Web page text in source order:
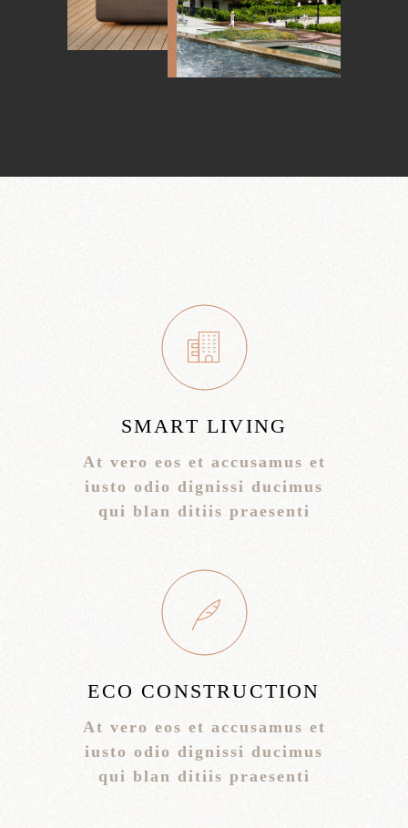
SMART LIVING
At vero eos et accusamus et
iusto odio dignissi ducimus
qui blan ditiis praesenti
ECO CONSTRUCTION
At vero eos et accusamus et
iusto odio dignissi ducimus
qui blan ditiis praesenti